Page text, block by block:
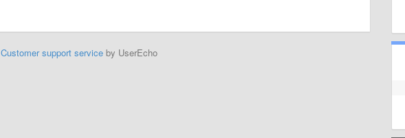
Customer support serviceby UserEcho